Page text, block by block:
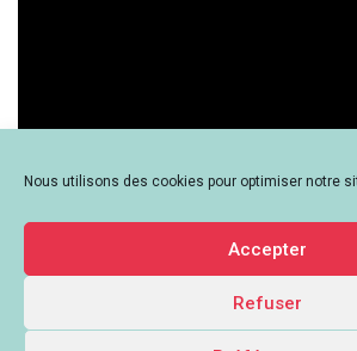
Nous utilisons des cookies pour optimiser notre
Accepter
Refuser